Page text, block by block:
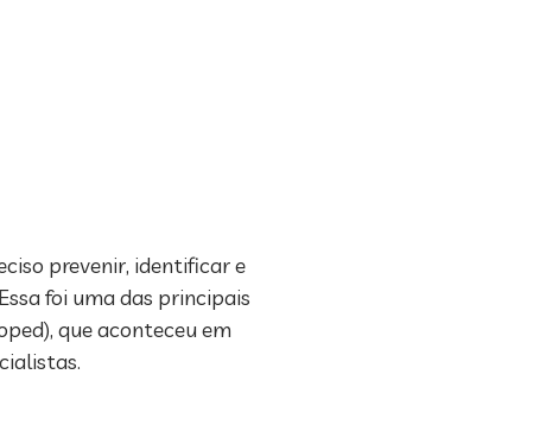
prevenir, identificar e
foi uma das principais
que aconteceu em